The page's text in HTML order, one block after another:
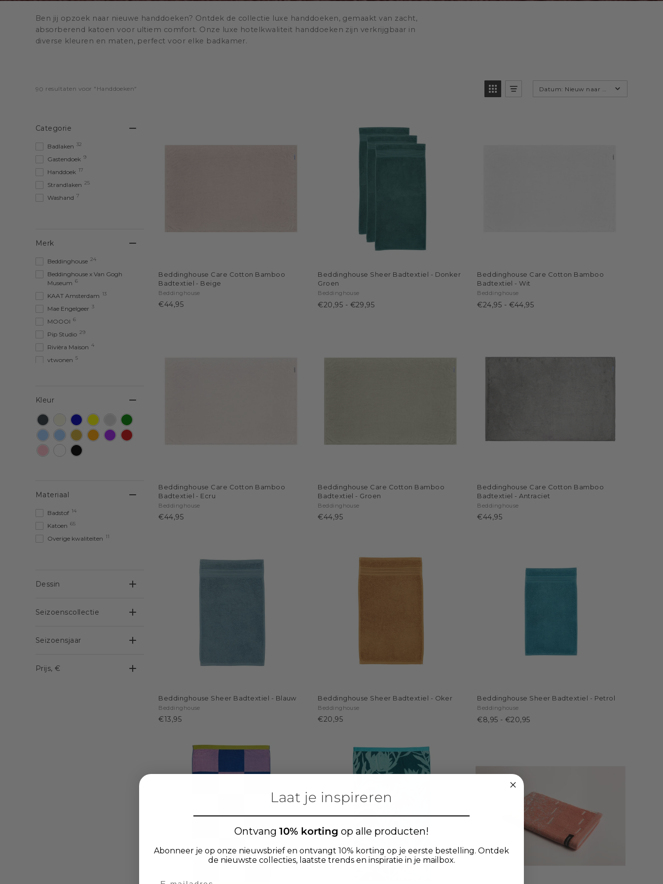
Ben jij opzoek naar nieuwe handdoeken? Ontdek de collectie luxe handdoeken, gemaakt van zacht,
absorberend katoen voor ultiem comfort. Onze luxe hotelkwaliteit handdoeken zijn verkrijgbaar in
diverse kleuren en maten, perfect voor elke badkamer.
90 resultaten voor "Handdoeken"
Categorie
Badlaken 32
Gastendoek 9
Handdoek 17
Strandlaken 25
Washand 7
Merk
Beddinghouse 24
Beddinghouse x Van Gogh
Museum 6
KAAT Amsterdam 13
Mae Engelgeer 3
MOOOI 6
Pip Studio 29
Rivièra Maison 4
vtwonen 5
Kleur
Materiaal
Badstof 14
Katoen 65
Overige kwaliteiten 11
Dessin
Seizoenscollectie
Seizoensjaar
Prijs, €
Beddinghouse Care Cotton Bamboo
Badtextiel - Beige
Beddinghouse
€44,95
Beddinghouse Sheer Badtextiel - Donker
Groen
Beddinghouse
€20,95 - €29,95
Beddinghouse Care Cotton Bamboo
Badtextiel - Wit
Beddinghouse
€24,95 - €44,95
Beddinghouse Care Cotton Bamboo
Badtextiel - Ecru
Beddinghouse
€44,95
Beddinghouse Care Cotton Bamboo
Badtextiel - Groen
Beddinghouse
€44,95
Beddinghouse Care Cotton Bamboo
Badtextiel - Antraciet
Beddinghouse
€44,95
Beddinghouse Sheer Badtextiel - Blauw
Beddinghouse
€13,95
Beddinghouse Sheer Badtextiel - Oker
Beddinghouse
€20,95
Beddinghouse Sheer Badtextiel - Petrol
Beddinghouse
€8,95 -€20,95
Laat je inspireren
Ontvang 10% korting op alle producten!
Abonneer je op onze nieuwsbrief en ontvangt 10% korting op je eerste bestelling. Ontdek
de nieuwste collecties, laatste trends en inspiratie in je mailbox.